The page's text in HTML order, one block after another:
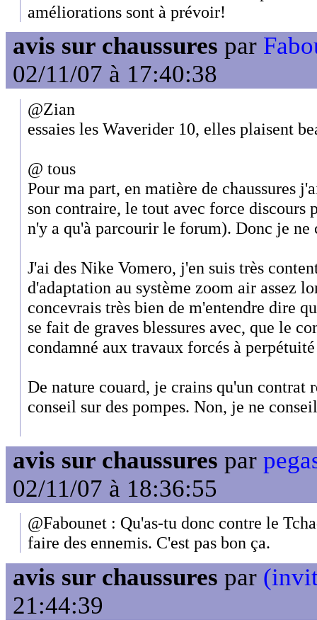
améliorations sont à prévoir!
avis sur chaussures par
02/11/07 à 17:40:38
@Zian
essaies les Waverider 10, elles plaisent
@ tous
Pour ma part, en matière de chaussures
son contraire, le tout avec force discours
n'y a qu'à parcourir le forum). Donc je ne
J'ai des Nike Vomero, j'en suis très
d'adaptation au système zoom air assez
concevrais très bien de m'entendre dire
se fait de graves blessures avec, que le
condamné aux travaux forcés à
De nature couard, je crains qu'un contrat
conseil sur des pompes. Non, je ne
avis sur chaussures par
02/11/07 à 18:36:55
@Fabounet : Qu'as-tu donc contre le
faire des ennemis. C'est pas bon ça.
avis sur chaussures par
21:44:39